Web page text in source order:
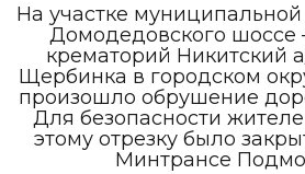
На участке
Домодедовского шоссе
крематорий Никитский
Щербинка в городском
произошло обрушение
Для безопасности
этому отрезку было
Минтрансе